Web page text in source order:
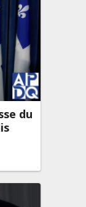
du